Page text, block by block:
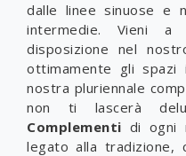
dalle linee sinuose e
intermedie. Vieni
disposizione nel
ottimamente gli
nostra pluriennale
non ti lascerà
Complementi di ogni
legato alla tradizione,